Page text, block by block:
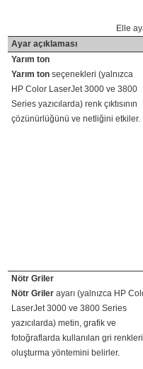
Elle
Ayar açıklaması
Yarım ton
Yarım ton seçenekleri (yalnızca
HP Color LaserJet 3000 ve 3800
Series yazıcılarda) renk çıktısının
çözünürlüğünü ve netliğini etkiler.
Nötr Griler
Nötr Griler ayarı (yalnızca HP
LaserJet 3000 ve 3800 Series
yazıcılarda) metin, grafik ve
fotoğraflarda kullanılan gri renkleri
oluşturma yöntemini belirler.